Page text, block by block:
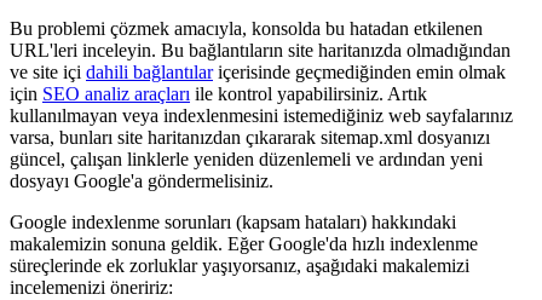
Bu problemi çözmek amacıyla, konsolda bu hatadan etkilenen
URL'leri inceleyin. Bu bağlantıların site haritanızda olmadığından
ve site içi dahili bağlantılariçerisinde geçmediğinden emin olmak
için SEO analiz araçları ile kontrol yapabilirsiniz. Artık
kullanılmayan veya indexlenmesini istemediğiniz web sayfalarınız
varsa, bunları site haritanızdan çıkararak sitemap.xml dosyanızı
güncel, çalışan linklerle yeniden düzenlemeli ve ardından yeni
dosyayı Google'a göndermelisiniz.
Google indexlenme sorunları (kapsam hataları) hakkındaki
makalemizin sonuna geldik. Eğer Google'da hızlı indexlenme
süreçlerinde ek zorluklar yaşıyorsanız, aşağıdaki makalemizi
incelemenizi öneririz: